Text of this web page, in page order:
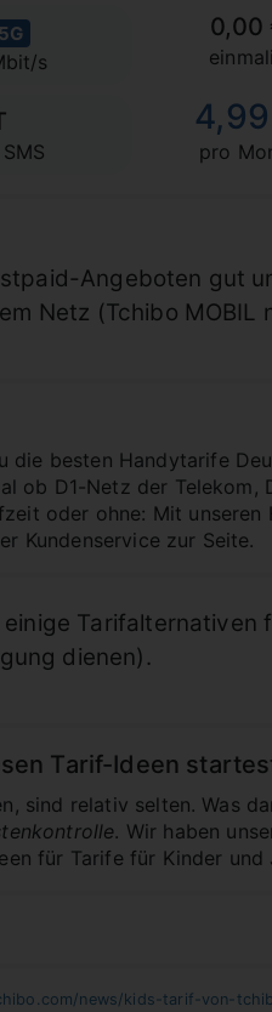
5G
s
0,00
pro
Angeboten gut
Netz (Tchibo
die besten Handytarife
ob D1-Netz der
oder ohne: Mit unseren
Kundenservice zur Seite.
Tarifalternativen
dienen).
Tarif-Ideen
sind relativ selten. Was
. Wir haben
für Tarife für Kinder
news/kids-tarif-von-